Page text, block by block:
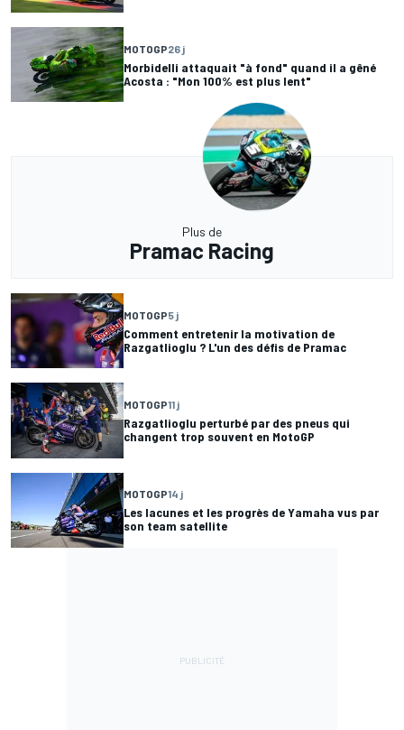
MOTOGP26 j
Morbidelli attaquait "à fond" quand il a gêné
Acosta : "Mon 100% est plus lent"
Plus de
Pramac Racing
MOTOGP5 j
Comment entretenir la motivation de
Razgatlioglu ? L'un des défis de Pramac
MOTOGP11 j
Razgatlioglu perturbé par des pneus qui
changent trop souvent en MotoGP
MOTOGP14 j
Les lacunes et les progrès de Yamaha vus par
son team satellite